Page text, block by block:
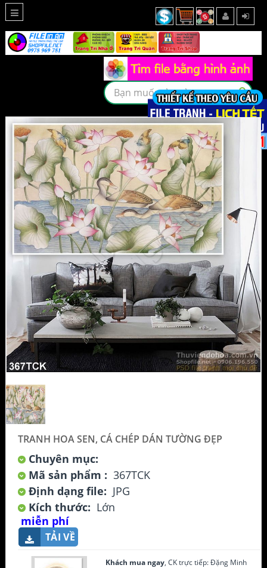
TRANH HOA SEN, CÁ CHÉP DÁN TƯỜNG ĐẸP
Chuyên mục:
Mã sản phẩm : 367TCK
Định dạng file: JPG
Kích thước: Lớn
miễn phí
TẢI VỀ
Khách mua ngay, CK trực tiếp: Đặng Minh